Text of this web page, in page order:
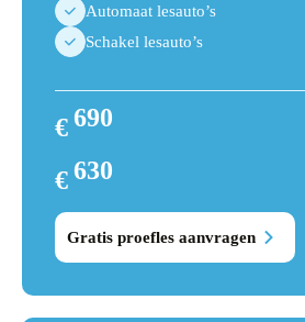
Automaat lesauto’s
Schakel lesauto’s
€690
€630
Gratis proefles aanvragen